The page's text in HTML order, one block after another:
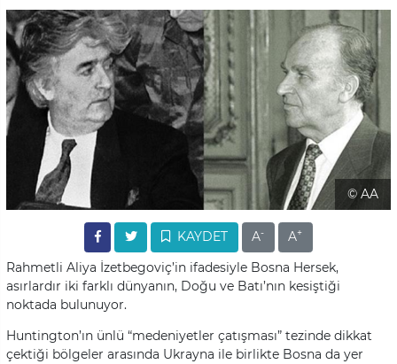
© AA
KAYDET A- A+
Rahmetli Aliya İzetbegoviç’in ifadesiyle Bosna Hersek,
asırlardır iki farklı dünyanın, Doğu ve Batı’nın kesiştiği
noktada bulunuyor.
Huntington’ın ünlü “medeniyetler çatışması” tezinde dikkat
çektiği bölgeler arasında Ukrayna ile birlikte Bosna da yer